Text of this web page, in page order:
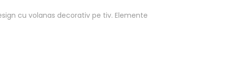
cu volanas decorativ pe tiv. Elemente